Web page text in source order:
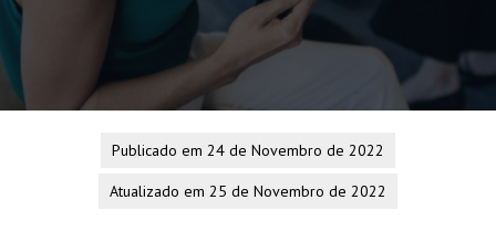
Publicado em 24 de Novembro de 2022
Atualizado em 25 de Novembro de 2022